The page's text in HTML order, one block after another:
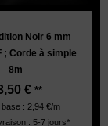
Noir 6 mm
; Corde à simple
8m
€ **
base : 2,94 €/m
: 5-7 jours*